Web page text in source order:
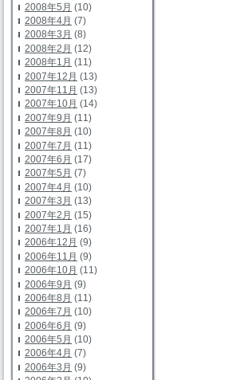
2008年5月 (10)
2008年4月 (7)
2008年3月 (8)
2008年2月 (12)
2008年1月 (11)
2007年12月 (13)
2007年11月 (13)
2007年10月 (14)
2007年9月 (11)
2007年8月 (10)
2007年7月 (11)
2007年6月 (17)
2007年5月 (7)
2007年4月 (10)
2007年3月 (13)
2007年2月 (15)
2007年1月 (16)
2006年12月 (9)
2006年11月 (9)
2006年10月 (11)
2006年9月 (9)
2006年8月 (11)
2006年7月 (10)
2006年6月 (9)
2006年5月 (10)
2006年4月 (7)
2006年3月 (9)